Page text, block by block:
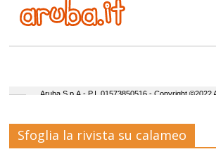
Sfoglia la rivista su calameo